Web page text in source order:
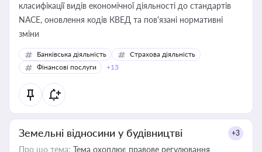
класифікації видів економічної діяльності до стандартів
NACE, оновлення кодів КВЕД та пов'язані нормативні
зміни
Банківська діяльність
Страхова діяльність
Фінансові послуги
+13
Земельні відносини у будівництві +3
Про що тема: Тема охоплює правове регулювання